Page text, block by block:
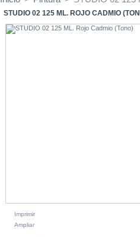
STUDIO 02 125 ML. ROJO CADMIO
Imprimir
Ampliar